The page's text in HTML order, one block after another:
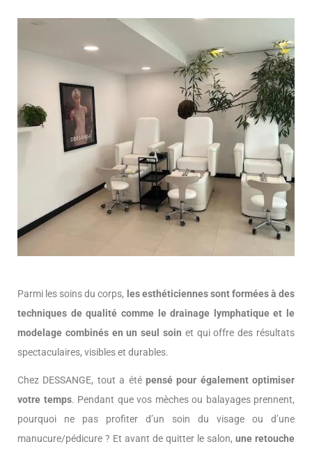
Parmi les soins du corps, les esthéticiennes sont formées à des
techniques de qualité comme le drainage lymphatique et le
modelage combinés en un seul soin et qui offre des résultats
spectaculaires, visibles et durables.
Chez DESSANGE, tout a été pensé pour également optimiser
votre temps. Pendant que vos mèches ou balayages prennent,
pourquoi ne pas profiter d’un soin du visage ou d’une
manucure/pédicure ? Et avant de quitter le salon, une retouche